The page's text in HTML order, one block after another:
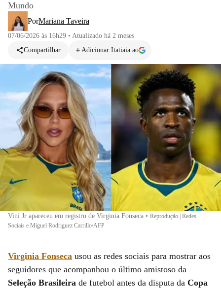
Mundo
PorMariana Taveira
07/06/2026 às 16h29 • Atualizado há 2 meses
Compartilhar
Adicionar Itatiaia ao
Vini Jr apareceu em registro de Virginia Fonseca • Reprodução | Redes
Sociais e Miguel Rodriguez Carrillo/AFP
Virginia Fonseca usou as redes sociais para mostrar aos
seguidores que acompanhou o último amistoso da
Seleção Brasileira de futebol antes da disputa da Copa